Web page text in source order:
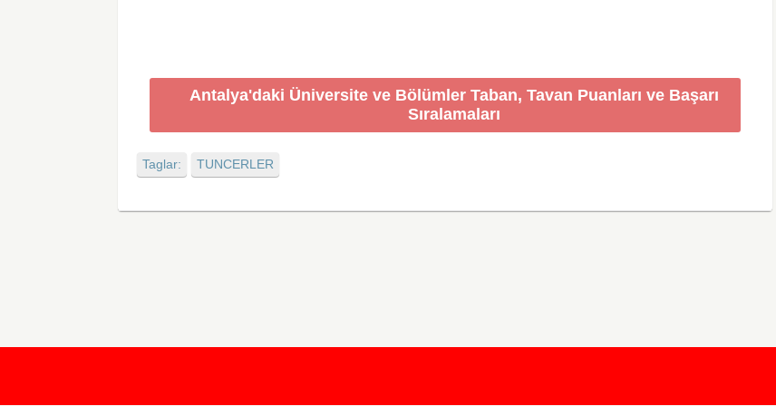
Antalya'daki Üniversite ve Bölümler Taban, Tavan Puanları ve Başarı
Sıralamaları
Taglar: TUNCERLER